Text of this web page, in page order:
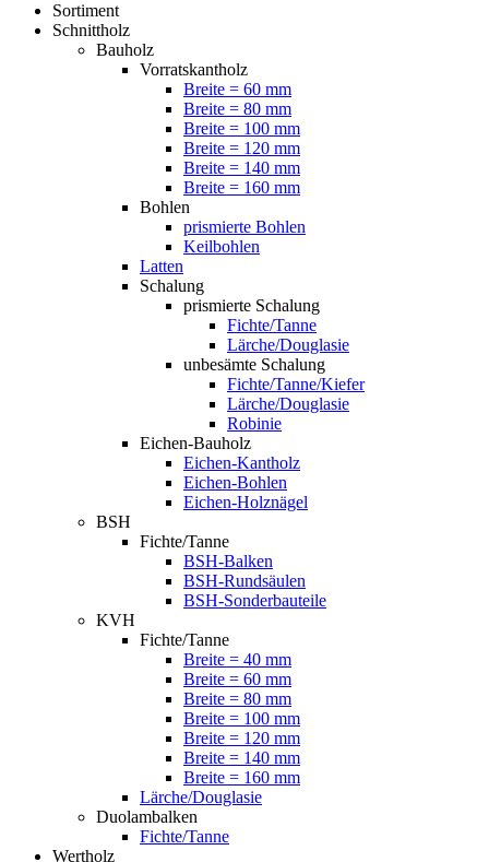
Sortiment
Schnittholz
Bauholz
Vorratskantholz
Breite = 60 mm
Breite = 80 mm
Breite = 100 mm
Breite = 120 mm
Breite = 140 mm
Breite = 160 mm
Bohlen
prismierte Bohlen
Keilbohlen
Latten
Schalung
prismierte Schalung
Fichte/Tanne
Lärche/Douglasie
unbesämte Schalung
Fichte/Tanne/Kiefer
Lärche/Douglasie
Robinie
Eichen-Bauholz
Eichen-Kantholz
Eichen-Bohlen
Eichen-Holznägel
BSH
Fichte/Tanne
BSH-Balken
BSH-Rundsäulen
BSH-Sonderbauteile
KVH
Fichte/Tanne
Breite = 40 mm
Breite = 60 mm
Breite = 80 mm
Breite = 100 mm
Breite = 120 mm
Breite = 140 mm
Breite = 160 mm
Lärche/Douglasie
Duolambalken
Fichte/Tanne
Wertholz